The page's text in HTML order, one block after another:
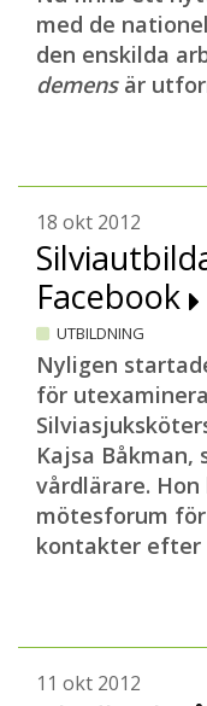
med de
den enskilda
demensär
18 okt 2012
Facebook
UTBILDNING
Nyligen
för
Kajsa Båkman,
vårdlärare.
mötesforum
kontakter efter
11 okt 2012